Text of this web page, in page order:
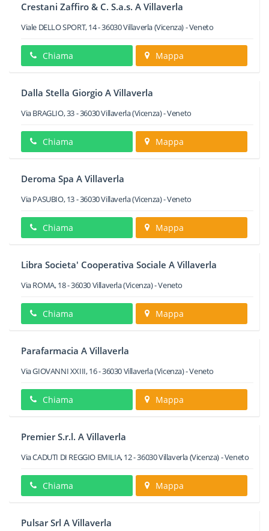
Crestani Zaffiro & C. S.a.s. A Villaverla
Viale DELLO SPORT, 14-36030Villaverla(Vicenza) -Veneto
Chiama Mappa
Dalla Stella Giorgio A Villaverla
Via BRAGLIO, 33-36030Villaverla(Vicenza) -Veneto
Chiama Mappa
Deroma Spa A Villaverla
Via PASUBIO, 13-36030Villaverla(Vicenza) -Veneto
Chiama Mappa
Libra Societa' Cooperativa Sociale A Villaverla
Via ROMA, 18-36030Villaverla(Vicenza) -Veneto
Chiama Mappa
Parafarmacia A Villaverla
Via GIOVANNI XXIII, 16-36030Villaverla(Vicenza) -Veneto
Chiama Mappa
Premier S.r.l. A Villaverla
Via CADUTI DI REGGIO EMILIA, 12-36030Villaverla(Vicenza) -Veneto
Chiama Mappa
Pulsar Srl A Villaverla